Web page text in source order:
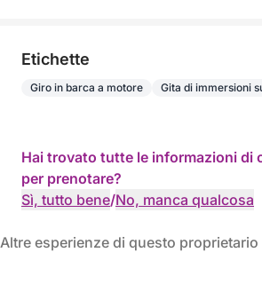
Etichette
Giro in barca a motore Gita di immersioni
Hai trovato tutte le informazioni di
per prenotare?
Sì, tutto bene/No, manca qualcosa
Altre esperienze di questo proprietario